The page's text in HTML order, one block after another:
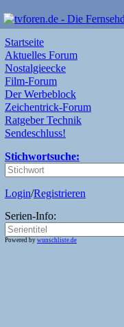
Startseite
Aktuelles Forum
Nostalgieecke
Film-Forum
Der Werbeblock
Zeichentrick-Forum
Ratgeber Technik
Sendeschluss!
Stichwortsuche:
Login/Registrieren
Serien-Info:
Powered by wunschliste.de